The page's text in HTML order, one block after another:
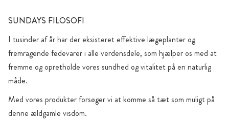
SUNDAYS FILOSOFI
I tusinder af år har der eksisteret effektive lægeplanter og
fremragende fødevarer i alle verdensdele, som hjælper os med at
fremme og opretholde vores sundhed og vitalitet på en naturlig
måde.
Med vores produkter forsøger vi at komme så tæt som muligt på
denne ældgamle visdom.